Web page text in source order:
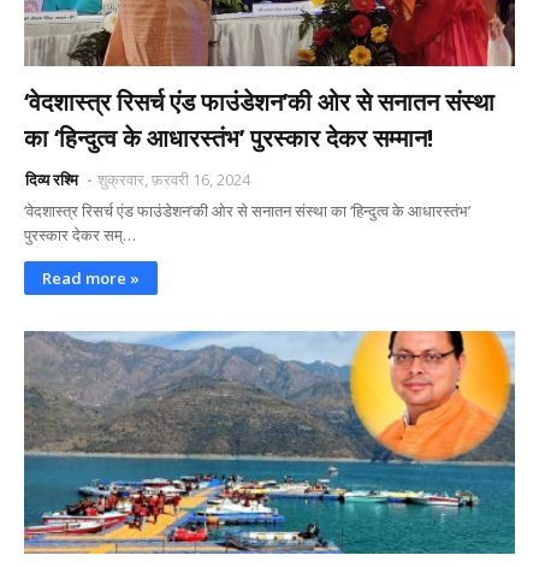
‘वेदशास्त्र रिसर्च एंड फाउंडेशन’की ओर से सनातन संस्था
का ‘हिन्दुत्व के आधारस्तंभ’ पुरस्कार देकर सम्मान!
दिव्य रश्मि
शुक्रवार, फ़रवरी 16, 2024
‘वेदशास्त्र रिसर्च एंड फाउंडेशन’की ओर से सनातन संस्था का ‘हिन्दुत्व के आधारस्तंभ’
पुरस्कार देकर सम्…
Read more »